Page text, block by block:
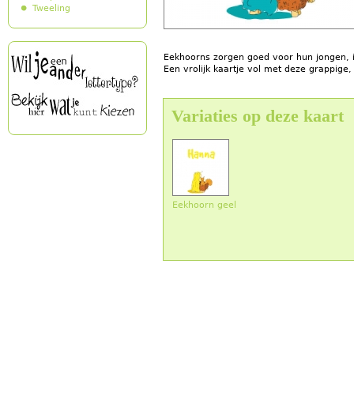
Eekhoorns zorgen goed voor hun
Een vrolijk kaartje vol met deze
Variaties op deze kaart
Eekhoorn geel
Tweeling